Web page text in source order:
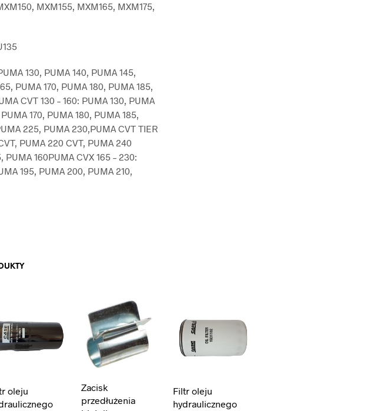
MXM155, MXM165, MXM175,
130, PUMA 140, PUMA 145,
PUMA 170, PUMA 180, PUMA 185,
CVT 130 – 160: PUMA 130, PUMA
170, PUMA 180, PUMA 185,
225, PUMA 230,PUMA CVT TIER
PUMA 220 CVT, PUMA 240
PUMA 160PUMA CVX 165 – 230:
195, PUMA 200, PUMA 210,
oleju
Zacisk
przedłużenia
Filtr oleju
hydraulicznego